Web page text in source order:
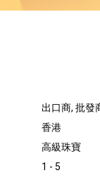
出口商, 批發
香港
高級珠寶
1 - 5